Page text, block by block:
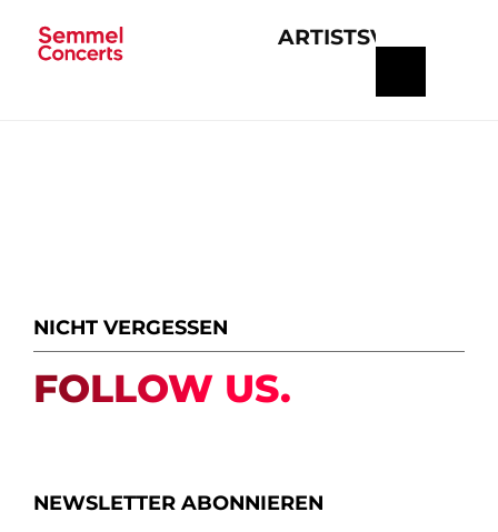
ARTISTS
NICHT VERGESSEN
FOLLOW US.
NEWSLETTER ABONNIEREN